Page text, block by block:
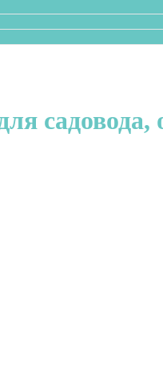
садовода,